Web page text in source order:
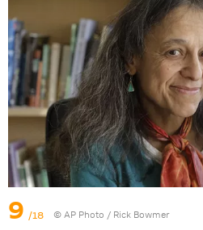
9 /18 © AP Photo / Rick Bowmer